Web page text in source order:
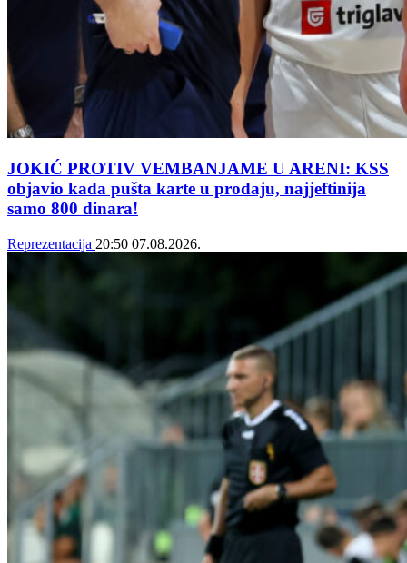
JOKIĆ PROTIV VEMBANJAME U ARENI: KSS
objavio kada pušta karte u prodaju, najjeftinija
samo 800 dinara!
Reprezentacija 20:50 07.08.2026.